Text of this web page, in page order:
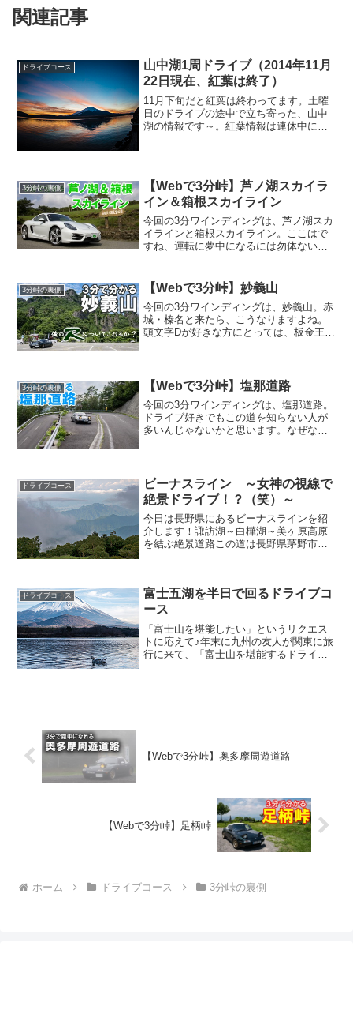
関連記事
ドライブコース
山中湖1周ドライブ（2014年11月
22日現在、紅葉は終了）
11月下旬だと紅葉は終わってます。土曜
日のドライブの途中で立ち寄った、山中
湖の情報です～。紅葉情報は連休中にご
3分峠の裏側
【Webで3分峠】芦ノ湖スカイラ
イン＆箱根スカイライン
今回の3分ワインディングは、芦ノ湖スカ
イラインと箱根スカイライン。ここはで
すね、運転に夢中になるには勿体ない道
走っていると景色はほとんど目に入らな
くて、途中の駐車場も...
3分峠の裏側 【Webで3分峠】妙義山
今回の3分ワインディングは、妙義山。赤
城・榛名と来たら、こうなりますよね。
頭文字Dが好きな方にとっては、板金王の
さて、そんな...
3分峠の裏側 【Webで3分峠】塩那道路
今回の3分ワインディングは、塩那道路。
ドライブ好きでもこの道を知らない人が
多いんじゃないかと思います。なぜな
ップ＆アクセ...
ドライブコース
ビーナスライン ～女神の視線で
絶景ドライブ！？（笑）～
今日は長野県にあるビーナスラインを紹
介します！諏訪湖～白樺湖～美ヶ原高原
を結ぶ絶景道路この道は長野県茅野市か
市や上田市方面から...
ドライブコース
富士五湖を半日で回るドライブコ
ース
「富士山を堪能したい」というリクエス
トに応えて♪年末に九州の友人が関東に旅
行に来て、「富士山を堪能するドライブ
【Webで3分峠】奥多摩周遊道路
【Webで3分峠】足柄峠
ホーム ドライブコース 3分峠の裏側